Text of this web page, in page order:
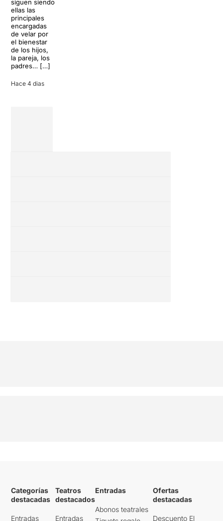
siguen siendo
ellas las
principales
encargadas
de velar por
el bienestar
de los hijos,
la pareja, los
padres… […]
Hace 4 dias
Categorías
destacadas
Entradas
Teatros
destacados
Entradas
Entradas
Abonos teatrales
Ofertas
destacadas
Descuento El